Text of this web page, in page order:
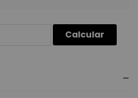
Calcular